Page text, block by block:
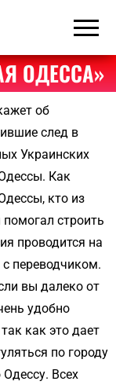
Experiences
from
ОДЕССА»
об
след в
Украинских
Как
кто из
строить
проводится на
переводчиком.
вы далеко от
удобно
как это дает
по городу
Всех